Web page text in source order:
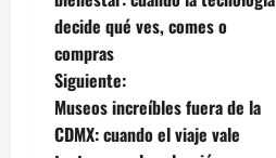
v
e
g
decide qué ves, comes o
compras
Siguiente:
Museos increíbles fuera de la
CDMX: cuando el viaje vale